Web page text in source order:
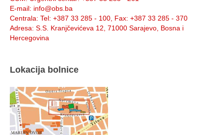
E-mail: info@obs.ba
Centrala: Tel: +387 33 285 - 100, Fax: +387 33 285 - 370
Adresa: S.S. Kranjčevićeva 12, 71000 Sarajevo, Bosna i
Hercegovina
Lokacija bolnice